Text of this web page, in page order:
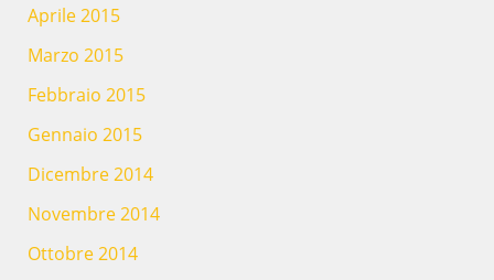
Aprile 2015
Marzo 2015
Febbraio 2015
Gennaio 2015
Dicembre 2014
Novembre 2014
Ottobre 2014